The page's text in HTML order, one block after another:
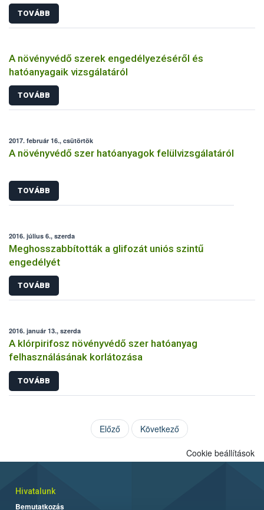
TOVÁBB
A növényvédő szerek engedélyezéséről és
hatóanyagaik vizsgálatáról
TOVÁBB
2017. február 16., csütörtök
A növényvédő szer hatóanyagok felülvizsgálatáról
TOVÁBB
2016. július 6., szerda
Meghosszabbították a glifozát uniós szintű
engedélyét
TOVÁBB
2016. január 13., szerda
A klórpirifosz növényvédő szer hatóanyag
felhasználásának korlátozása
TOVÁBB
Előző Következő
Cookie beállítások
Hivatalunk
Bemutatkozás